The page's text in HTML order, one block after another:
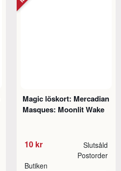
Magic löskort: Mercadian
Masques: Moonlit Wake
10 kr Slutsåld
Butiken
Postorder